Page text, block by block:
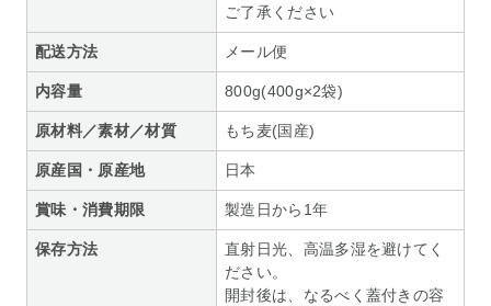
ご了承ください
配送方法 メール便
内容量 800g(400g×2袋)
原材料／素材／材質 もち麦(国産)
原産国・原産地 日本
賞味・消費期限 製造日から1年
保存方法
直射日光、高温多湿を避けてく
ださい。
開封後は、なるべく蓋付きの容